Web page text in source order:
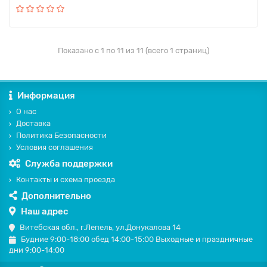
Показано с 1 по 11 из 11 (всего 1 страниц)
Информация
О нас
Доставка
Политика Безопасности
Условия соглашения
Служба поддержки
Контакты и схема проезда
Дополнительно
Наш адрес
Витебская обл., г.Лепель, ул.Донукалова 14
Будние 9:00-18:00 обед 14:00-15:00 Выходные и праздничные
дни 9:00-14:00